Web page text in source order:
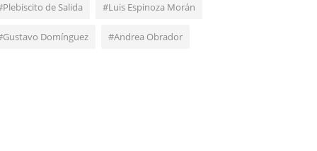
de Salida #Luis Espinoza Morán
Domínguez #Andrea Obrador